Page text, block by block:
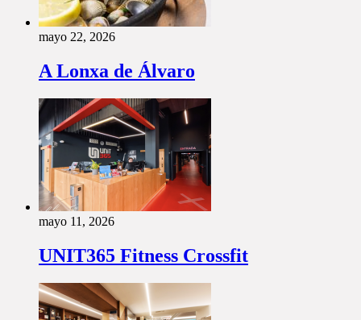
mayo 22, 2026
A Lonxa de Álvaro
mayo 11, 2026
UNIT365 Fitness Crossfit